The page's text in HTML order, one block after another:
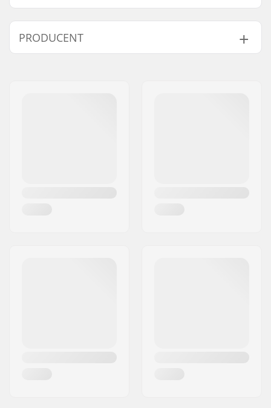
Extra features: TPU,Anatomic
Lace Cover
PRODUCENT